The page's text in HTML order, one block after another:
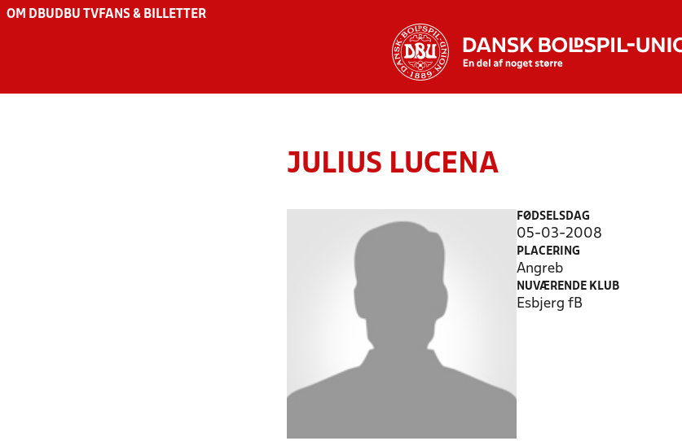
OM DBU DBU TV FANS & BILLETTER
JULIUS LUCENA
FØDSELSDAG
05-03-2008
PLACERING
Angreb
NUVÆRENDE KLUB
Esbjerg fB